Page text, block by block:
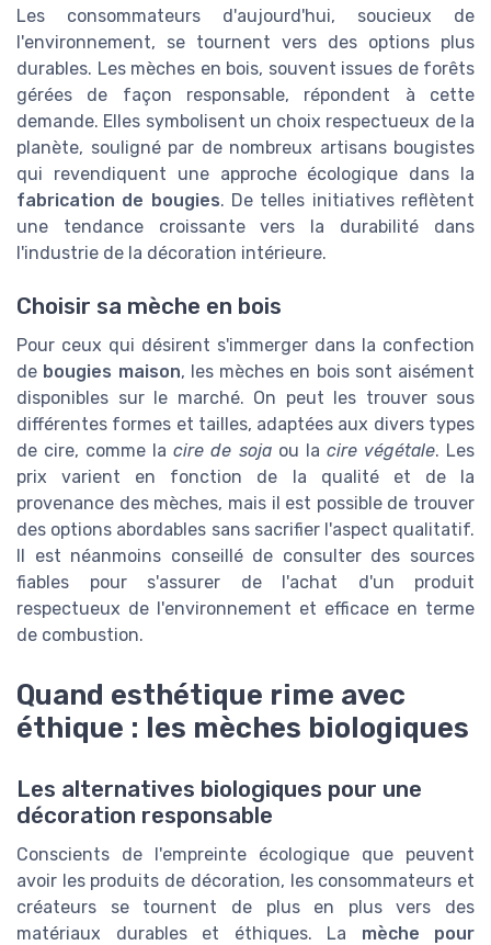
Les consommateurs d'aujourd'hui, soucieux de
l'environnement, se tournent vers des options plus
durables. Les mèches en bois, souvent issues de forêts
gérées de façon responsable, répondent à cette
demande. Elles symbolisent un choix respectueux de la
planète, souligné par de nombreux artisans bougistes
qui revendiquent une approche écologique dans la
fabrication de bougies. De telles initiatives reflètent
une tendance croissante vers la durabilité dans
l'industrie de la décoration intérieure.
Choisir sa mèche en bois
Pour ceux qui désirent s'immerger dans la confection
de bougies maison, les mèches en bois sont aisément
disponibles sur le marché. On peut les trouver sous
différentes formes et tailles, adaptées aux divers types
de cire, comme lacire de sojaou la cire végétale. Les
prix varient en fonction de la qualité et de la
provenance des mèches, mais il est possible de trouver
des options abordables sans sacrifier l'aspect qualitatif.
Il est néanmoins conseillé de consulter des sources
fiables pour s'assurer de l'achat d'un produit
respectueux de l'environnement et efficace en terme
de combustion.
Quand esthétique rime avec
éthique : les mèches biologiques
Les alternatives biologiques pour une
décoration responsable
Conscients de l'empreinte écologique que peuvent
avoir les produits de décoration, les consommateurs et
créateurs se tournent de plus en plus vers des
matériaux durables et éthiques. La mèche pour